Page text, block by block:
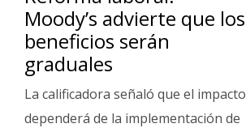
Moody’s advierte que los
beneficios serán
graduales
La calificadora señaló que el impacto
dependerá de la implementación de